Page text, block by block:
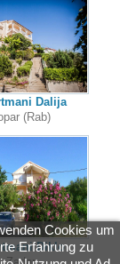
Dalija
(Rab)
Diklo
Cookies um
Erfahrung zu